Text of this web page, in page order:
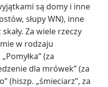
są domy i inne
słupy WN), inne
Za wiele rzeczy
w rodzaju
(za
dla mrówek” (za
(hiszp. „śmieciarz”, za